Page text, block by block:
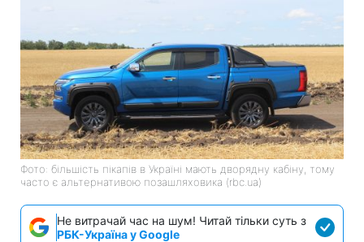
Фото: більшість пікапів в Україні мають дворядну кабіну, тому
часто є альтернативою позашляховика (rbc.ua)
Не витрачай час на шум! Читай тільки суть з
РБК-Україна у Google